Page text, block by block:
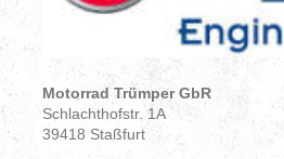
Motorrad Trümper GbR
Schlachthofstr. 1A
39418 Staßfurt